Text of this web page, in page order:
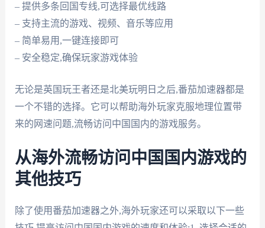
– 提供多条回国专线,可选择最优线路
– 支持主流的游戏、视频、音乐等应用
– 简单易用,一键连接即可
– 安全稳定,确保玩家游戏体验
无论是英国玩王者还是北美玩明日之后,番茄加速器都是
一个不错的选择。它可以帮助海外玩家克服地理位置带
来的网速问题,流畅访问中国国内的游戏服务。
从海外流畅访问中国国内游戏的
其他技巧
除了使用番茄加速器之外,海外玩家还可以采取以下一些